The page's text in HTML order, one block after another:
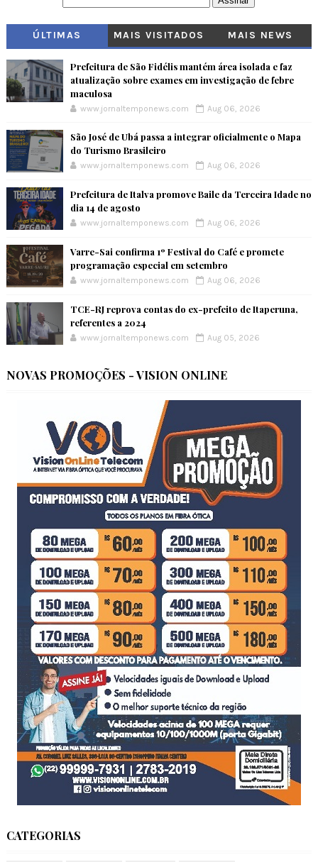
ÚLTIMAS MAIS VISITADOS MAIS NEWS
Prefeitura de São Fidélis mantém área isolada e faz
atualização sobre exames em investigação de febre
maculosa
www.jornaltemponews.com Aug 06, 2026
São José de Ubá passa a integrar oficialmente o Mapa
do Turismo Brasileiro
www.jornaltemponews.com Aug 06, 2026
Prefeitura de Italva promove Baile da Terceira Idade no
dia 14 de agosto
www.jornaltemponews.com Aug 06, 2026
Varre-Sai confirma 1º Festival do Café e promete
programação especial em setembro
www.jornaltemponews.com Aug 06, 2026
TCE-RJ reprova contas do ex-prefeito de Itaperuna,
referentes a 2024
www.jornaltemponews.com Aug 05, 2026
NOVAS PROMOÇÕES - VISION ONLINE
CATEGORIAS